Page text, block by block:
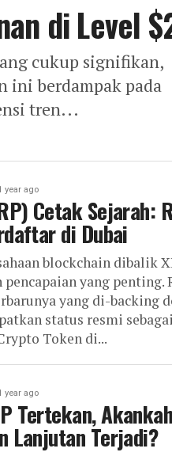
di Level
cukup signifikan,
ini berdampak pada
tren...
year ago
Cetak Sejarah:
di Dubai
blockchain dibalik
yang penting.
yang di-backing
status resmi sebagai
Token di...
year ago
Tertekan, Akankah
Lanjutan Terjadi?